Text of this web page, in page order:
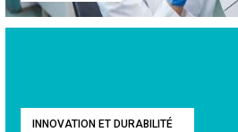
INNOVATION ET DURABILITÉ